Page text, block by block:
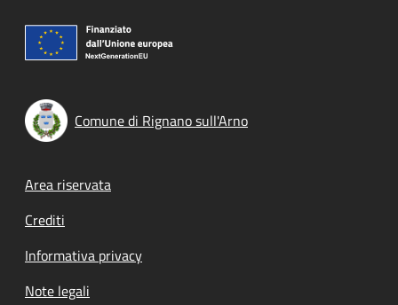
Comune di Rignano sull'Arno
Footer menu
Area riservata
Crediti
Informativa privacy
Note legali